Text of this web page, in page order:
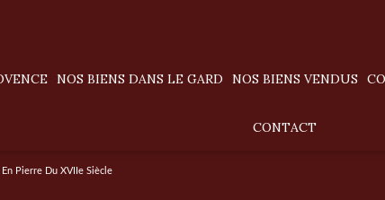
NOS BIENS DANS LE GARD
appartements
NOS BIENS VENDUS
CONTACT
Pierre Du XVIIe Siècle